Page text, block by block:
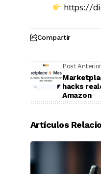
https://
Compartir
Post Anterior
hacks
Amazon
Artículos